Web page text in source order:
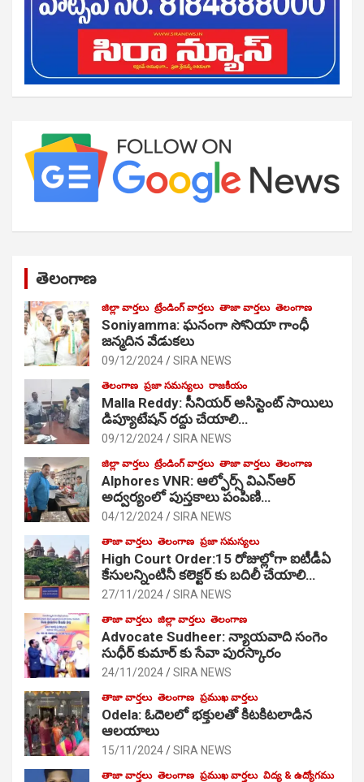
తెలంగాణ
జిల్లా వార్తలు ట్రేండింగ్ వార్తలు తాజా వార్తలు తెలంగాణ
Soniyamma: ఘ‌నంగా సోనియా గాంధీ
జ‌న్మ‌దిన వేడుక‌లు
09/12/2024 SIRA NEWS
తెలంగాణ ప్రజా సమస్యలు రాజకీయం
Malla Reddy: సీనియర్ అసిస్టెంట్ సాయిలు
డిప్యూటేషన్ రద్దు చేయాలి…
09/12/2024 SIRA NEWS
జిల్లా వార్తలు ట్రేండింగ్ వార్తలు తాజా వార్తలు తెలంగాణ
Alphores VNR: ఆల్ఫోర్స్ విఎన్ఆర్
అద్వర్యంలో పుస్తకాలు పంపిణి…
04/12/2024 SIRA NEWS
తాజా వార్తలు తెలంగాణ ప్రజా సమస్యలు
High Court Order:15 రోజుల్లోగా ఐటీడీఏ
కేసులన్నింటినీ కలెక్టర్ కు బదిలీ చేయాలి…
27/11/2024 SIRA NEWS
తాజా వార్తలు జిల్లా వార్తలు తెలంగాణ
Advocate Sudheer: న్యాయవాది సంగెం
సుధీర్ కుమార్ కు సేవా పురస్కారం
24/11/2024 SIRA NEWS
తాజా వార్తలు తెలంగాణ ప్రముఖ వార్తలు
Odela: ఓదెల‌లో భక్తులతో కిటకిటలాడిన
ఆల‌యాలు
15/11/2024 SIRA NEWS
తాజా వార్తలు తెలంగాణ ప్రముఖ వార్తలు విద్య & ఉద్యోగము